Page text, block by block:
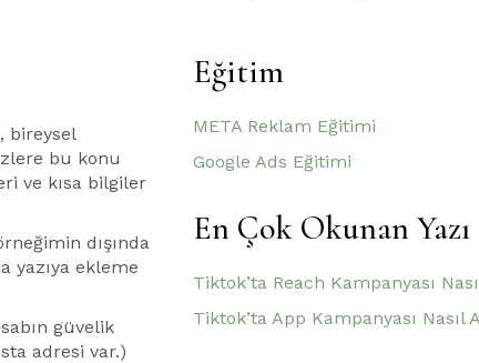
bireysel
bu konu
ve kısa bilgiler
dışında
yazıya ekleme
güvelik
adresi var.)
Eğitim
META Reklam Eğitimi
Google Ads Eğitimi
En Çok Okunan Yazı
Tiktok’ta Reach Kampanyası
Tiktok’ta App Kampanyası Nasıl